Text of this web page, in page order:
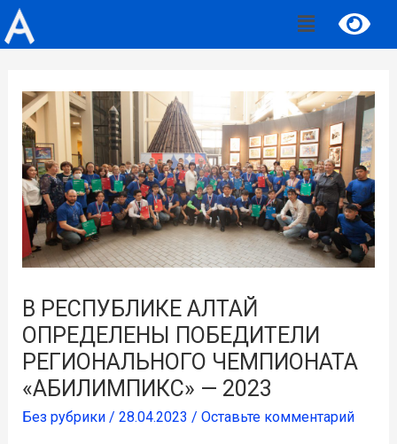
В РЕСПУБЛИКЕ АЛТАЙ
ОПРЕДЕЛЕНЫ ПОБЕДИТЕЛИ
РЕГИОНАЛЬНОГО ЧЕМПИОНАТА
«АБИЛИМПИКС» — 2023
Без рубрики/ 28.04.2023 / Оставьте комментарий